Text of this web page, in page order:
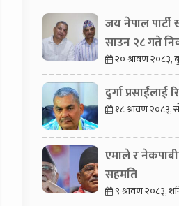
जय नेपाल पार्टी
साउन २८ गते
२० श्रावण २०८३,
दुर्गा
१८ श्रावण २०८३,
एमाले र
सहमति
९ श्रावण २०८३,